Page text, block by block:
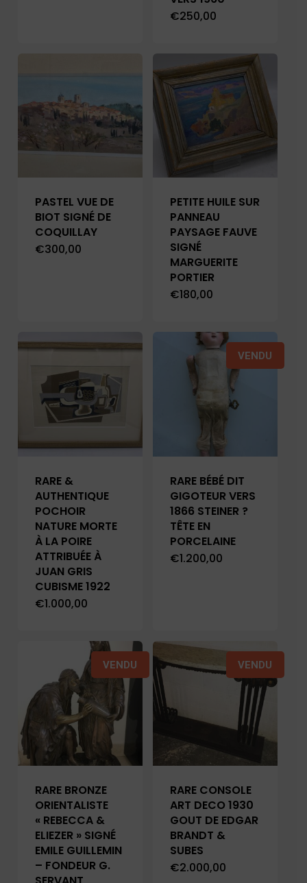
€250,00
PASTEL VUE DE
BIOT SIGNÉ DE
COQUILLAY
€300,00
PETITE HUILE SUR
PANNEAU
PAYSAGE FAUVE
SIGNÉ
MARGUERITE
PORTIER
€180,00
RARE &
AUTHENTIQUE
POCHOIR
NATURE MORTE
À LA POIRE
ATTRIBUÉE À
JUAN GRIS
CUBISME 1922
€1.000,00
RARE BÉBÉ DIT
GIGOTEUR VERS
1866 STEINER ?
TÊTE EN
PORCELAINE
€1.200,00
VENDU
RARE BRONZE
ORIENTALISTE
« REBECCA &
ELIEZER » SIGNÉ
EMILE GUILLEMIN
– FONDEUR G.
VENDU
RARE CONSOLE
ART DECO 1930
GOUT DE EDGAR
BRANDT &
SUBES
€2.000,00
VENDU